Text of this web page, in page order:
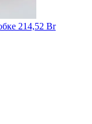
214,52 Br